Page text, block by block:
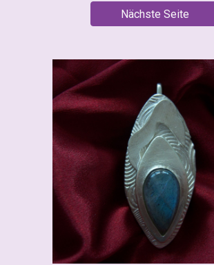
Nächste Seite